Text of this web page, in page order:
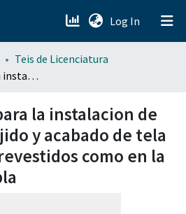
Log In (current)
Teis de Licenciatura
Anteproyecto para la instalacion de una linea de tejido y acabado de tela para abrasivos revestidos como en la cuidad de Puebla
la instalacion de
y acabado de tela
como en la